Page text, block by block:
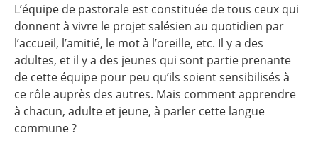
L’équipe de pastorale est constituée de tous ceux qui
donnent à vivre le projet salésien au quotidien par
l’accueil, l’amitié, le mot à l’oreille, etc. Il y a des
adultes, et il y a des jeunes qui sont partie prenante
de cette équipe pour peu qu’ils soient sensibilisés à
ce rôle auprès des autres. Mais comment apprendre
à chacun, adulte et jeune, à parler cette langue
commune ?